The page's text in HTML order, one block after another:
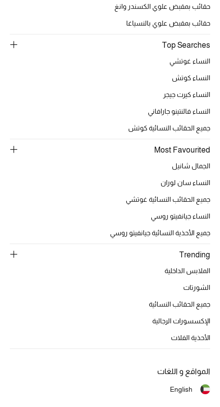
حقائب بمقبض علوي الكسندر وانغ
حقائب بمقبض علوي بالنسياغا
Top Searches
النساء غوتشي
النساء كوتش
النساء كيرت جيجر
النساء فالنتينو جارافاني
جميع الحقائب النسائية كوتش
Most Favourited
الجمال شانيل
النساء سان لوران
جميع الحقائب النسائية غوتشي
النساء جيانفيتو روسي
جميع الأحذية النسائية جيانفيتو روسي
Trending
الملابس الداخلية
الشورتات
جميع الحقائب النسائية
الإكسسورات الرجالية
الأحذية الفلات
المواقع و اللغات
English